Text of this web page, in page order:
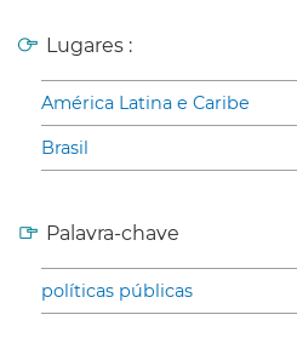
Lugares :
América Latina e Caribe
Brasil
Palavra-chave
políticas públicas